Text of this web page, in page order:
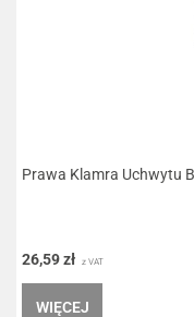
Prawa Klamra Uchwytu
26,59 zł z VAT
WIĘCEJ